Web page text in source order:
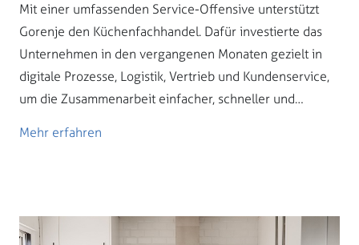
Mit einer umfassenden Service-Offensive unterstützt
Gorenje den Küchenfachhandel. Dafür investierte das
Unternehmen in den vergangenen Monaten gezielt in
digitale Prozesse, Logistik, Vertrieb und Kundenservice,
um die Zusammenarbeit einfacher, schneller und…
Mehr erfahren